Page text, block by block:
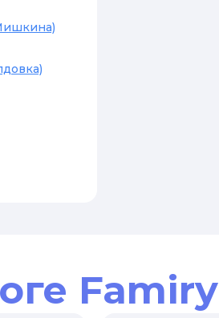
Famiry